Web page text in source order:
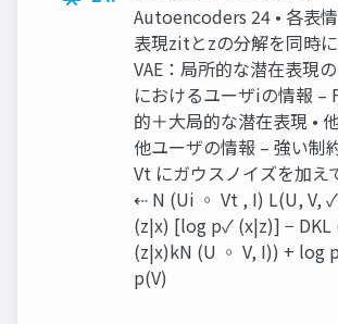
Autoencoders 24 • 各表
表現zitとzの分解を同時
VAE：局所的な潜在表現
におけるユーザiの情報 –
的＋大局的な潜在表現 •
他ユーザの情報 – 強い制
Vt にガウスノイズを加え
⇠ N (Ui ◦ Vt , I) L(U, V,
(z|x) [log p✓ (x|z)] −
(z|x)kN (U ◦ V, I)) + log
p(V)